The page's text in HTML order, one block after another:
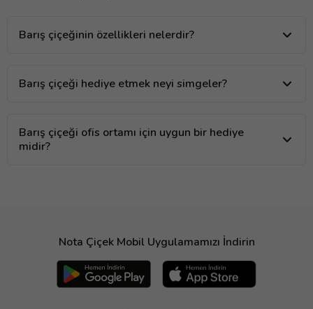
Barış çiçeğinin özellikleri nelerdir?
Barış çiçeği hediye etmek neyi simgeler?
Barış çiçeği ofis ortamı için uygun bir hediye
midir?
Nota Çiçek Mobil Uygulamamızı İndirin